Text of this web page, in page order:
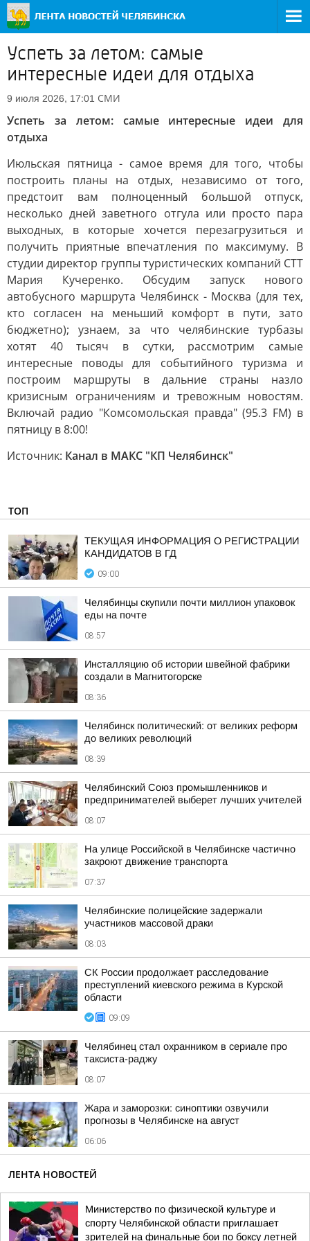
Успеть за летом: самые
интересные идеи для отдыха
9 июля 2026, 17:01 СМИ
Успеть за летом: самые интересные идеи для
отдыха
Июльская пятница - самое время для того, чтобы
построить планы на отдых, независимо от того,
предстоит вам полноценный большой отпуск,
несколько дней заветного отгула или просто пара
выходных, в которые хочется перезагрузиться и
получить приятные впечатления по максимуму. В
студии директор группы туристических компаний СТТ
Мария Кучеренко. Обсудим запуск нового
автобусного маршрута Челябинск - Москва (для тех,
кто согласен на меньший комфорт в пути, зато
бюджетно); узнаем, за что челябинские турбазы
хотят 40 тысяч в сутки, рассмотрим самые
интересные поводы для событийного туризма и
построим маршруты в дальние страны назло
кризисным ограничениям и тревожным новостям.
Включай радио "Комсомольская правда" (95.3 FM) в
пятницу в 8:00!
Источник: Канал в МАКС "КП Челябинск"
ТОП
ТЕКУЩАЯ ИНФОРМАЦИЯ О РЕГИСТРАЦИИ
КАНДИДАТОВ В ГД
09:00
Челябинцы скупили почти миллион упаковок
еды на почте
08:57
Инсталляцию об истории швейной фабрики
создали в Магнитогорске
08:36
Челябинск политический: от великих реформ
до великих революций
08:39
Челябинский Союз промышленников и
предпринимателей выберет лучших учителей
08:07
На улице Российской в Челябинске частично
закроют движение транспорта
07:37
Челябинские полицейские задержали
участников массовой драки
08:03
СК России продолжает расследование
преступлений киевского режима в Курской
области
09:09
Челябинец стал охранником в сериале про
таксиста-раджу
08:07
Жара и заморозки: синоптики озвучили
прогнозы в Челябинске на август
06:06
ЛЕНТА НОВОСТЕЙ
Министерство по физической культуре и
спорту Челябинской области приглашает
зрителей на финальные бои по боксу летней